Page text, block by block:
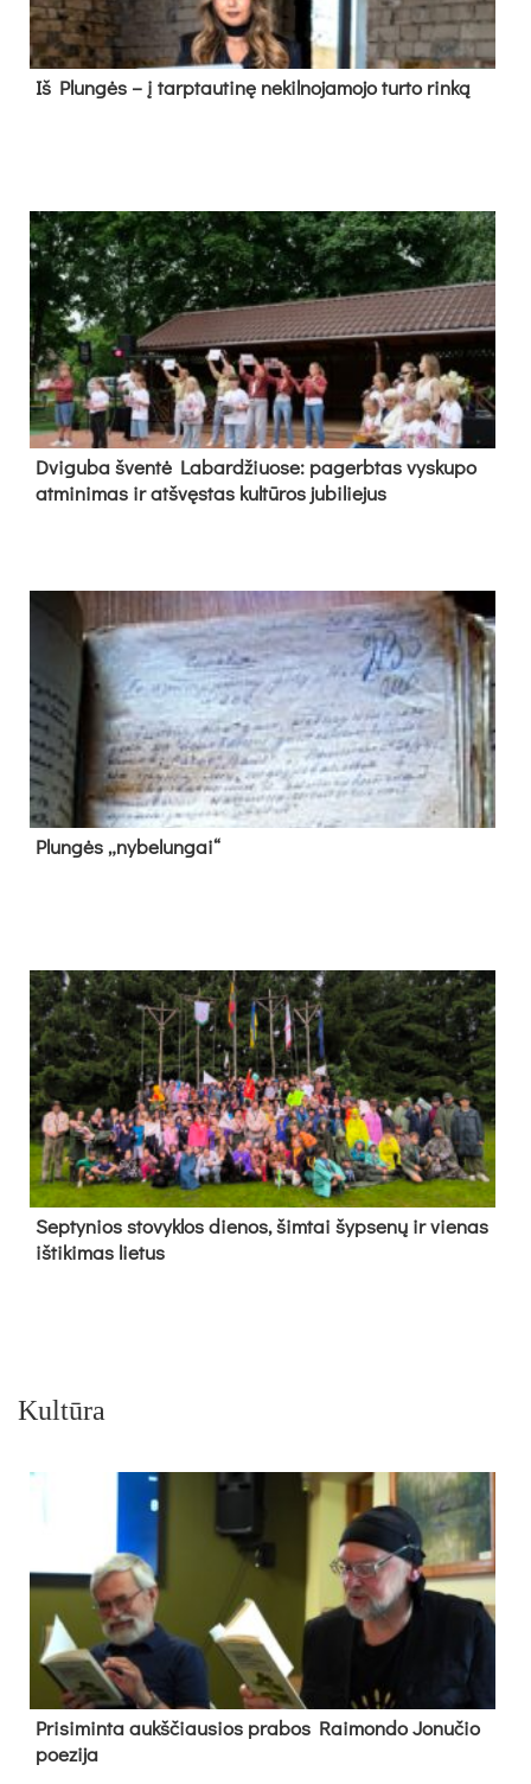
Iš Plungės – į tarptautinę nekilnojamojo turto rinką
Dvi­gu­ba šven­tė La­bar­džiuo­se: pa­gerb­tas vys­ku­po
at­mi­ni­mas ir at­švęs­tas kul­tū­ros ju­bi­lie­jus
Plun­gės „ny­be­lun­gai“
Sep­ty­nios sto­vyk­los die­nos, šim­tai šyp­se­nų ir vie­nas
iš­ti­ki­mas lie­tus
Kultūra
Pri­si­min­ta aukš­čiau­sios pra­bos Rai­mon­do Jo­nu­čio
poe­zi­ja